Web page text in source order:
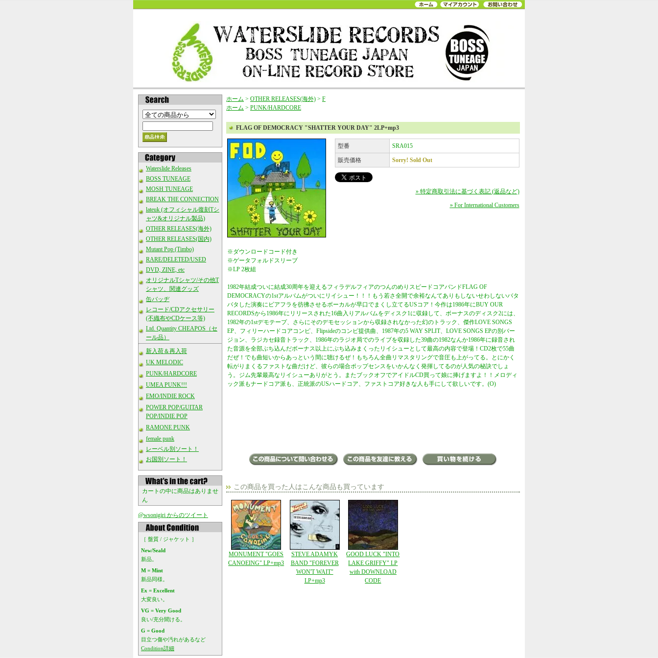
Waterslide Releases
BOSS TUNEAGE
MOSH TUNEAGE
BREAK THE CONNECTION
lateuk (オフィシャル復刻Tシ
ャツ&オリジナル製品)
OTHER RELEASES(海外)
OTHER RELEASES(国内)
Mutant Pop (Timbo)
RARE/DELETED/USED
DVD, ZINE, etc
オリジナルTシャツ/その他T
シャツ、関連グッズ
缶バッヂ
レコード/CDアクセサリー
(不織布やCDケース等)
Ltd. Quantity CHEAPOS（セ
ール品）
新入荷＆再入荷
UK MELODIC
PUNK/HARDCORE
UMEA PUNK!!!
EMO/INDIE ROCK
POWER POP/GUITAR
POP/INDIE POP
RAMONE PUNK
female punk
レーベル別ソート！
お国別ソート！
カートの中に商品はありませ
ん
@wsonigiri からのツイート
［ 盤質 / ジャケット ］
New/Seald
新品。
M = Mint
新品同様。
Ex = Excellent
大変良い。
VG = Very Good
良い/充分聞ける。
G = Good
目立つ傷や汚れがあるなど
Condition詳細
ホーム > OTHER RELEASES(海外) > F
ホーム > PUNK/HARDCORE
FLAG OF DEMOCRACY "SHATTER YOUR DAY" 2LP+mp3
型番 SRA015
販売価格 Sorry! Sold Out
» 特定商取引法に基づく表記 (返品など)
» For International Customers
※ダウンロードコード付き
※ゲータフォルドスリーブ
※LP 2枚組
1982年結成ついに結成30周年を迎えるフィラデルフィアのつんのめりスピードコアバンドFLAG OF
DEMOCRACYの1stアルバムがついにリイシュー！！！もう若さ全開で余裕なんてありもしないせわしないバタ
バタした演奏にビアフラを彷彿させるボーカルが早口でまくし立てるUSコア！今作は1986年にBUY OUR
RECORDSから1986年にリリースされた16曲入りアルバムをディスク1に収録して、ボーナスのディスク2には、
1982年の1stデモテープ、さらにそのデモセッションから収録されなかった幻のトラック、傑作LOVE SONGS
EP、フィリーハードコアコンピ、Flipsideのコンピ提供曲、1987年の5 WAY SPLIT、LOVE SONGS EPの別バー
ジョン、ラジカセ録音トラック、1986年のラジオ局でのライブを収録した39曲の1982なんか1986年に録音され
た音源を全部ぶち込んだボーナス以上にぶち込みまくったリイシューとして最高の内容で登場！CD2枚で55曲
だぜ！でも曲短いからあっという間に聴けるぜ！もちろん全曲リマスタリングで音圧も上がってる。とにかく
転がりまくるファストな曲だけど、彼らの場合ポップセンスをいかんなく発揮してるのが人気の秘訣でしょ
う。ジム先輩最高なリイシューありがとう。またブックオフでアイドルCD買って娘に捧げますよ！！メロディ
ック派もナードコア派も、正統派のUSハードコア、ファストコア好きな人も手にして欲しいです。(O)
この商品を買った人はこんな商品も買っています
MONUMENT "GOES
CANOEING" LP+mp3
STEVE ADAMYK
BAND "FOREVER
WON'T WAIT"
LP+mp3
GOOD LUCK "INTO
LAKE GRIFFY" LP
with DOWNLOAD
CODE